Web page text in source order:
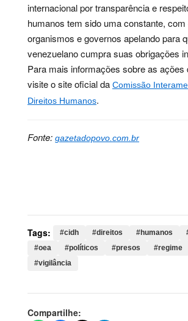
internacional por transparência e
humanos tem sido uma constante,
organismos e governos apelando para
venezuelano cumpra suas obrigações
Para mais informações sobre as ações
visite o site oficial da Comissão
Direitos Humanos.
Fonte: gazetadopovo.com.br
Tags: #cidh #direitos #humanos
#oea
#políticos #presos #regime
#vigilância
Compartilhe: